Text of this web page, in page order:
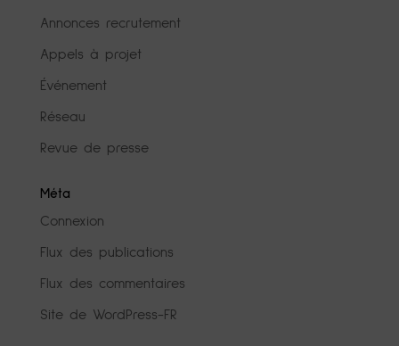
Annonces recrutement
Appels à projet
Événement
Réseau
Revue de presse
Méta
Connexion
Flux des publications
Flux des commentaires
Site de WordPress-FR